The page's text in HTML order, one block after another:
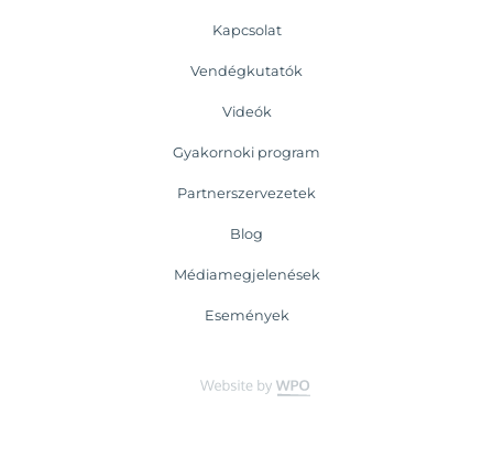
Kapcsolat
Vendégkutatók
Videók
Gyakornoki program
Partnerszervezetek
Blog
Médiamegjelenések
Események